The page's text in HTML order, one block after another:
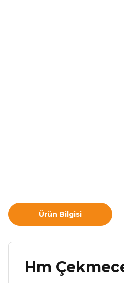
Ürün Bilgisi
Hm